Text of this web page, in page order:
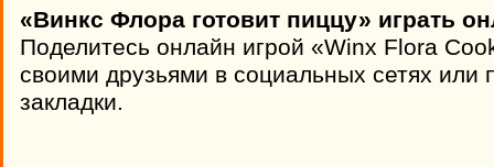
«Винкс Флора готовит пиццу» играть
Поделитесь онлайн игрой «Winx Flora
своими друзьями в социальных сетях или
закладки.